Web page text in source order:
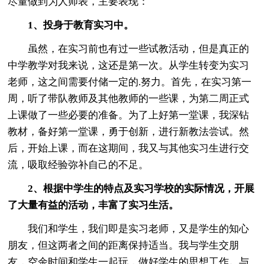
1、投身于教育实习中。
虽然，在实习前也有过一些试教活动，但是真正的
中学教学对我来说，这还是第一次。从学生转变为实习
老师，这之间需要付储一定的.努力。首先，在实习第一
周，听了带队教师及其他教师的一些课，为第二周正式
上课做了一些必要的准备。为了上好第一堂课，我深钻
教材，备好第一堂课，勇于创新，进行新教法尝试。然
后，开始上课，而在这期间，我又与其他实习生进行交
流，吸取经验弥补自己的不足。
2、根据中学生的特点及实习学校的实际情况，开展
了大量有益的活动，丰富了实习生活。
我们和学生，我们即是实习老师，又是学生的知心
朋友，但这两者之间的距离保持适当。我与学生交朋